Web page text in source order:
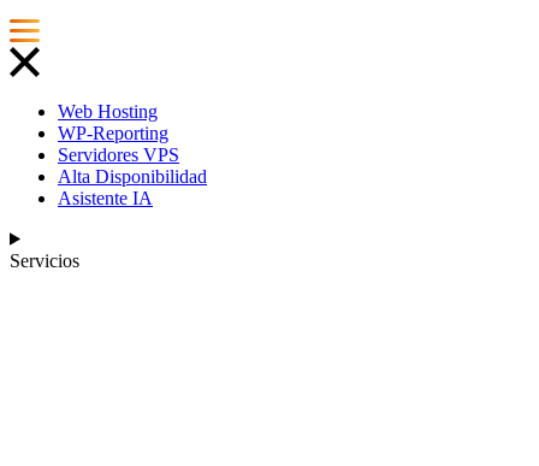
Web Hosting
WP-Reporting
Servidores VPS
Alta Disponibilidad
Asistente IA
Servicios